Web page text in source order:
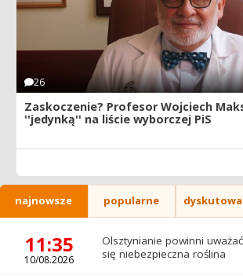
26
Zaskoczenie? Profesor Wojciech
''jedynką'' na liście wyborczej PiS
najnowsze popularne
11:35
10/08.2026
Olsztynianie powinni
się niebezpieczna roślina